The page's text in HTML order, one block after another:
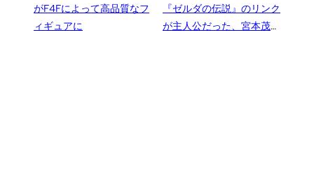
がF4Fによって高品質なフ
ィギュアに
『ゼルダの伝説』のリンク
が主人公だった、宮本茂氏